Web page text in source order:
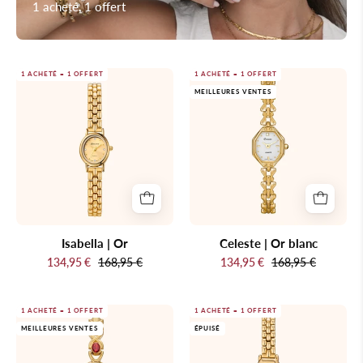
1 acheté, 1 offert
Isabella
|
Or
1 ACHETÉ = 1 OFFERT
Isabella | Or
134,95 € 168,95 €
Celeste
|
Or
blanc
1 ACHETÉ = 1 OFFERT
MEILLEURES VENTES
Celeste | Or blanc
134,95 € 168,95 €
Montre-
bracelet
en
1 ACHETÉ = 1 OFFERT
MEILLEURES VENTES
Montre-
bracelet
en
1 ACHETÉ = 1 OFFERT
ÉPUISÉ